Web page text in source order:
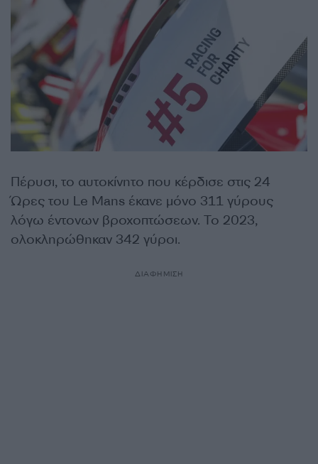
Πέρυσι, το αυτοκίνητο που κέρδισε στις 24
Ώρες του Le Mans έκανε μόνο 311 γύρους
λόγω έντονων βροχοπτώσεων. Το 2023,
ολοκληρώθηκαν 342 γύροι.
ΔΙΑΦΗΜΙΣΗ